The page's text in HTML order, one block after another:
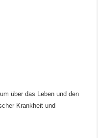
über das Leben und den
Krankheit und